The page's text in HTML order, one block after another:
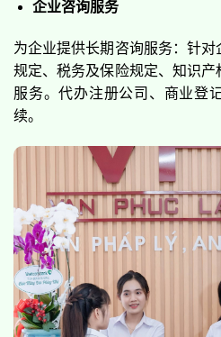
企业咨询服务
为企业提供长期咨询服务：针
规定、税务及保险规定、知识
服务。代办注册公司、商业登
续。